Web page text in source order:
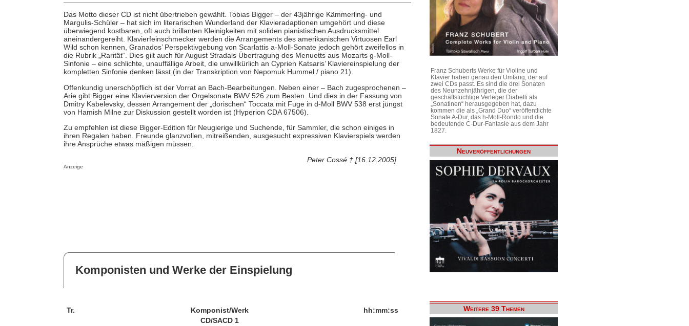
Das Motto dieser CD ist nicht übertrieben gewählt. Tobias Bigger – der 43jährige Kämmerling- und
Margulis-Schüler – hat sich im literarischen Wunderland der Klavieradaptionen umgehört und diese
überwiegend kostbaren, oft auch brillanten Kleinigkeiten mit soliden pianistischen Ausdrucksmittel
aneinandergereiht. Klavierfeinschmecker werden die Arrangements des amerikanischen Virtuosen Earl
Wild schon kennen, Granados’ Perspektivgebung von Scarlattis a-Moll-Sonate jedoch gehört zweifellos in
die Rubrik „Rarität“. Dies gilt auch für August Stradals Übertragung des Menuetts aus Mozarts g-Moll-
Sinfonie – eine schlichte, unauffällige Arbeit, die unwillkürlich an Cyprien Katsaris’ Klaviereinspielung der
kompletten Sinfonie denken lässt (in der Transkription von Nepomuk Hummel / piano 21).
Offenkundig unerschöpflich ist der Vorrat an Bach-Bearbeitungen. Neben einer – Bach zugesprochenen –
Arie gibt Bigger eine Klavierversion der Orgelsonate BWV 526 zum Besten. Und dies in der Fassung von
Dmitry Kabelevsky, dessen Arrangement der „dorischen“ Toccata mit Fuge in d-Moll BWV 538 erst jüngst
von Hamish Milne zur Diskussion gestellt worden ist (Hyperion CDA 67506).
Zu empfehlen ist diese Bigger-Edition für Neugierige und Suchende, für Sammler, die schon einiges in
ihren Regalen haben. Freunde glanzvollen, mitreißenden, ausgesucht expressiven Klavierspiels werden
ihre Ansprüche etwas mäßigen müssen.
Peter Cossé † [16.12.2005]
Anzeige
Komponisten und Werke der Einspielung
Tr. Komponist/Werk
hh:mm:ss
CD/SACD 1
Franz Schuberts Werke für Violine und
Klavier haben genau den Umfang, der auf
zwei CDs passt. Es sind die drei Sonaten
des Neunzehnjährigen, die der
geschäftstüchtige Verleger Diabelli als
„Sonatinen“ herausgegeben hat, dazu
kommen die als „Grand Duo“ veröffentlichte
Sonate A-Dur, das h-Moll-Rondo und die
bedeutende C-Dur-Fantasie aus dem Jahr
1827.
Neuveröffentlichungen
Weitere 39 Themen